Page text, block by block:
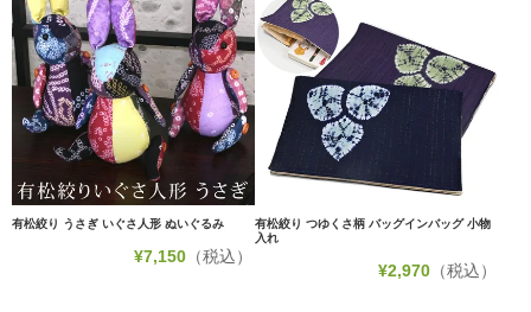
有松絞り うさぎ いぐさ人形 ぬいぐるみ
¥7,150 （税込）
有松絞り つゆくさ柄 バッグインバッグ 小物
入れ
¥2,970（税込）